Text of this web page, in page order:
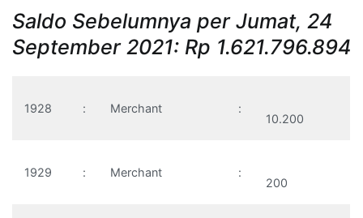
Saldo Sebelumnya per Jumat, 24
September 2021: Rp 1.621.796.894
1928 : Merchant :
10.200
1929 : Merchant :
200